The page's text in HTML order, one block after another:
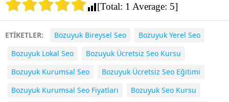
[Total: 1 Average: 5]
ETİKETLER: Bozuyuk Bireysel Seo
Bozuyuk Yerel Seo
Bozuyuk Lokal Seo
Bozuyuk Ücretsiz Seo Kursu
Bozuyuk Kurumsal Seo
Bozuyuk Ücretsiz Seo Eğitimi
Bozuyuk Kurumsal Seo Fiyatları
Bozuyuk Seo Kursu